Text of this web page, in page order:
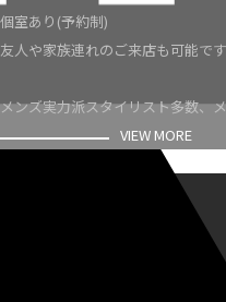
個室あり(予約制)
友人や家族連れのご来店も可能です
メンズ実力派スタイリスト多数、
VIEW MORE